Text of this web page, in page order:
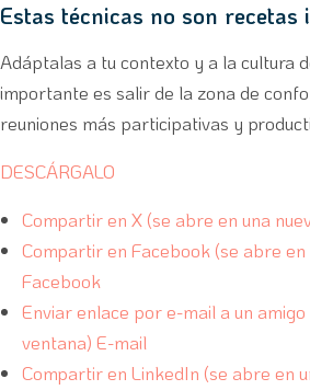
Estas técnicas no son recetas
Adáptalas a tu contexto y a la cultura
importante es salir de la zona de
reuniones más participativas y
DESCÁRGALO
Compartir en X (se abre en una
Compartir en Facebook (se abre en
Facebook
Enviar enlace por e-mail a un
ventana) E-mail
Compartir en LinkedIn (se abre en